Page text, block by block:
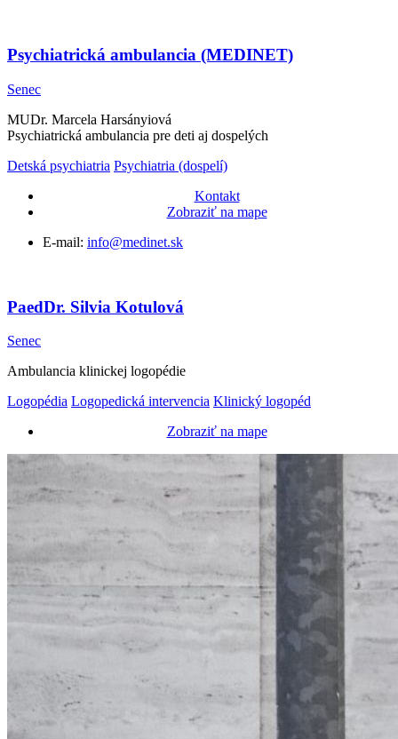
Psychiatrická ambulancia (MEDINET)
Senec
MUDr. Marcela Harsányiová
Psychiatrická ambulancia pre deti aj dospelých
Detská psychiatria Psychiatria (dospelí)
Kontakt
Zobraziť na mape
E-mail: info@medinet.sk
PaedDr. Silvia Kotulová
Senec
Ambulancia klinickej logopédie
Logopédia Logopedická intervencia Klinický logopéd
Zobraziť na mape